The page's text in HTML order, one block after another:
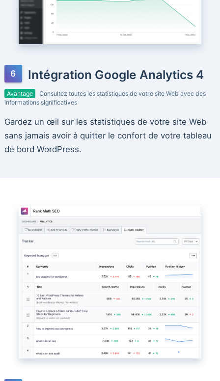
Intégration Google Analytics 4
Avantage
Consultez toutes les statistiques de votre site Web avec des
informations significatives
Gardez un œil sur les statistiques de votre site Web
sans jamais avoir à quitter le confort de votre tableau
de bord WordPress.